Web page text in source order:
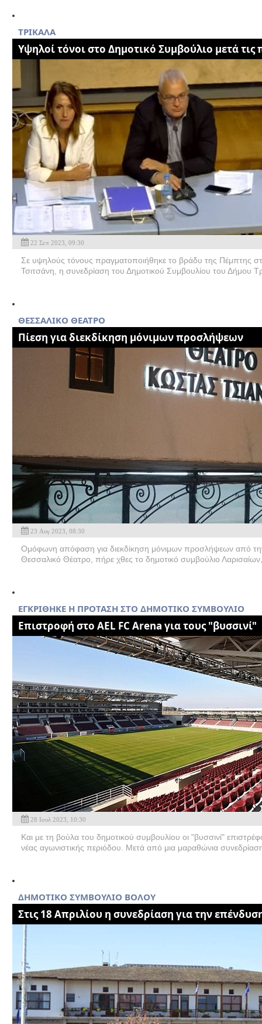
ΤΡΙΚΑΛΑ
Υψηλοί τόνοι στο Δημοτικό Συμβούλιο μετά τις
22 Σεπ 2023, 09:30
Σε υψηλούς τόνους πραγματοποιήθηκε το βράδυ της Πέμπτης
Τσιτσάνη, η συνεδρίαση του Δημοτικού Συμβουλίου του Δήμου
ΘΕΣΣΑΛΙΚΟ ΘΕΑΤΡΟ
Πίεση για διεκδίκηση μόνιμων προσλήψεων
23 Αυγ 2023, 08:30
Ομόφωνη απόφαση για διεκδίκηση μόνιμων προσλήψεων από
Θεσσαλικό Θέατρο, πήρε χθες το δημοτικό συμβούλιο
ΕΓΚΡΙΘΗΚΕ Η ΠΡΟΤΑΣΗ ΣΤΟ ΔΗΜΟΤΙΚΟ ΣΥΜΒΟΥΛΙΟ
Επιστροφή στο AEL FC Arena για τους "βυσσινί"
28 Ιουλ 2023, 10:30
Και με τη βούλα του δημοτικού συμβουλίου οι "βυσσινί"
νέας αγωνιστικής περιόδου. Μετά από μια μαραθώνια
ΔΗΜΟΤΙΚΟ ΣΥΜΒΟΥΛΙΟ BOΛΟΥ
Στις 18 Απριλίου η συνεδρίαση για την